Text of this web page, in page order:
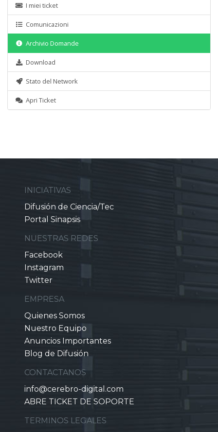
I miei ticket
Comunicazioni
Archivio Domande
Download
Stato del Network
Apri Ticket
INICIATIVAS
Difusión de Ciencia/Tec
Portal Sinapsis
NUESTRAS REDES
Facebook
Instagram
Twitter
EMPRESA
Quienes Somos
Nuestro Equipo
Anuncios Importantes
Blog de Difusión
CONTACTANOS
info@cerebro-digital.com
ABRE TICKET DE SOPORTE
TERMINOS LEGALES